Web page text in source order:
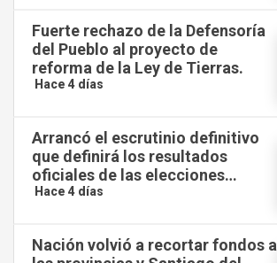
Fuerte rechazo de la Defensoría
del Pueblo al proyecto de
reforma de la Ley de Tierras.
Hace 4 días
Arrancó el escrutinio definitivo
que definirá los resultados
oficiales de las elecciones
municipales.
Hace 4 días
Nación volvió a recortar fondos a